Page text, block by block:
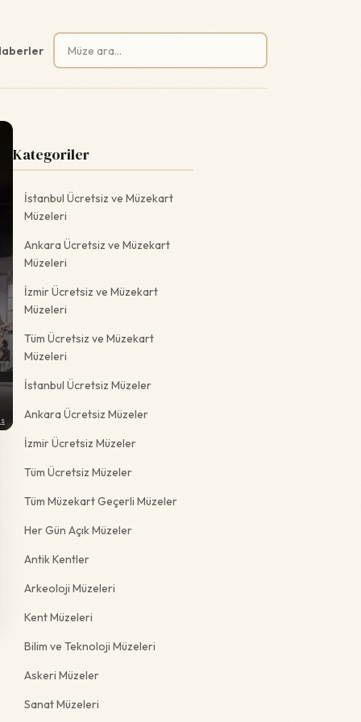
Arama:
Kategoriler
İstanbul Ücretsiz ve Müzekart
Müzeleri
Ankara Ücretsiz ve Müzekart
Müzeleri
İzmir Ücretsiz ve Müzekart
Müzeleri
Tüm Ücretsiz ve Müzekart
Müzeleri
İstanbul Ücretsiz Müzeler
Ankara Ücretsiz Müzeler
İzmir Ücretsiz Müzeler
Tüm Ücretsiz Müzeler
Tüm Müzekart Geçerli Müzeler
Her Gün Açık Müzeler
Antik Kentler
Arkeoloji Müzeleri
Kent Müzeleri
Bilim ve Teknoloji Müzeleri
Askeri Müzeler
Sanat Müzeleri